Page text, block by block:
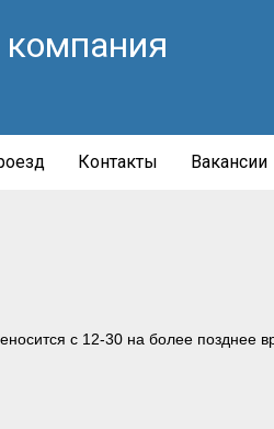
компания
Контакты Вакансии
с 12-30 на более позднее